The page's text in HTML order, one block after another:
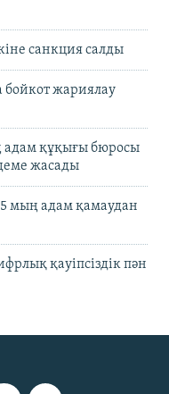
санкция салды
бойкот жариялау
адам құқығы бюросы
жасады
мың адам қамаудан
қауіпсіздік пән